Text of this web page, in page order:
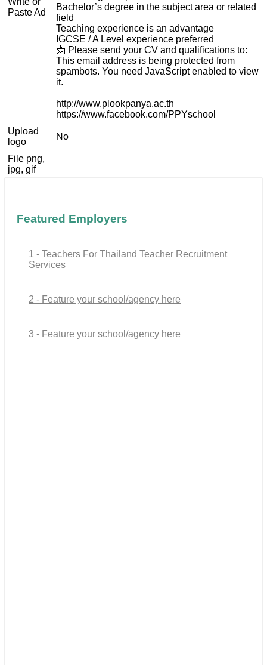
Paste Ad
Bachelor’s degree in the subject area or related
field
Teaching experience is an advantage
IGCSE / A Level experience preferred
📩 Please send your CV and qualifications to:
This email address is being protected from
spambots. You need JavaScript enabled to view
it.
http://www.plookpanya.ac.th
https://www.facebook.com/PPYschool
Upload
logo
No
File png,
jpg, gif
Featured Employers
1 - Teachers For Thailand Teacher Recruitment
Services
2 - Feature your school/agency here
3 - Feature your school/agency here